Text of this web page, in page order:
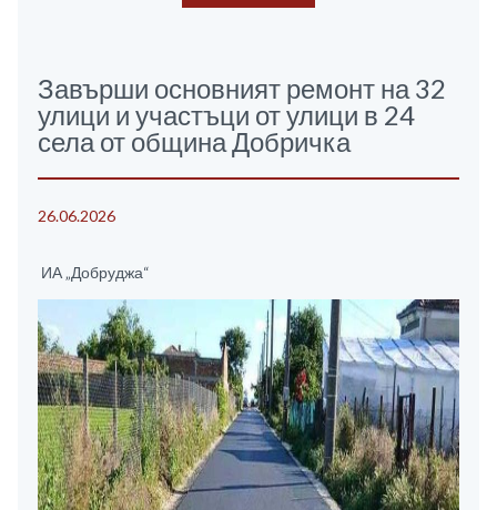
Завърши основният ремонт на 32
улици и участъци от улици в 24
села от община Добричка
26.06.2026
ИА „Добруджа“